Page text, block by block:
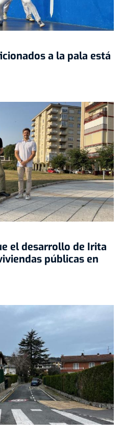
a la pala está
el desarrollo de Irita
públicas en